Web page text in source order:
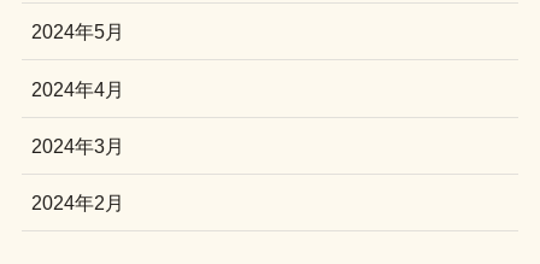
2024年5月
2024年4月
2024年3月
2024年2月